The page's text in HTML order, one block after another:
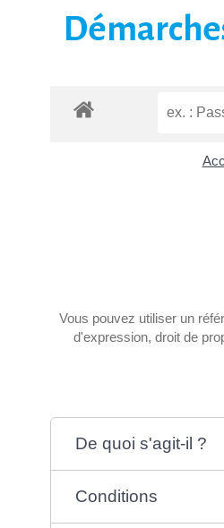
Vous pouvez utiliser un
d'expression, droit de
De quoi s'agit-il ?
Conditions